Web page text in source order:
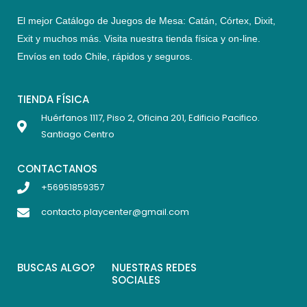
El mejor Catálogo de Juegos de Mesa: Catán, Córtex, Dixit,
Exit y muchos más. Visita nuestra tienda física y on-line.
Envíos en todo Chile, rápidos y seguros
TIENDA FÍSICA
Huérfanos 1117, Piso 2, Oficina 201, Edificio Pacifico.
Santiago Centro
CONTACTANOS
+56951859357
contacto.playcenter@gmail.com
BUSCAS ALGO?
NUESTRAS REDES
SOCIALES